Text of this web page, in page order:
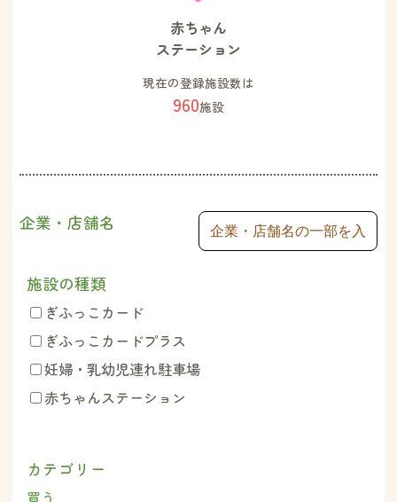
赤ちゃん
ステーション
現在の登録施設数は
960施設
企業・店舗名
施設の種類
ぎふっこカード
ぎふっこカードプラス
妊婦・乳幼児連れ駐車場
赤ちゃんステーション
カテゴリー